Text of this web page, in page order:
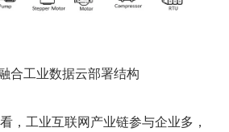
合工业数据云部署结构
，工业互联网产业链参与企业多，